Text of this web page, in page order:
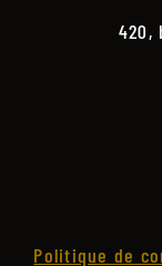
420,
Politique de